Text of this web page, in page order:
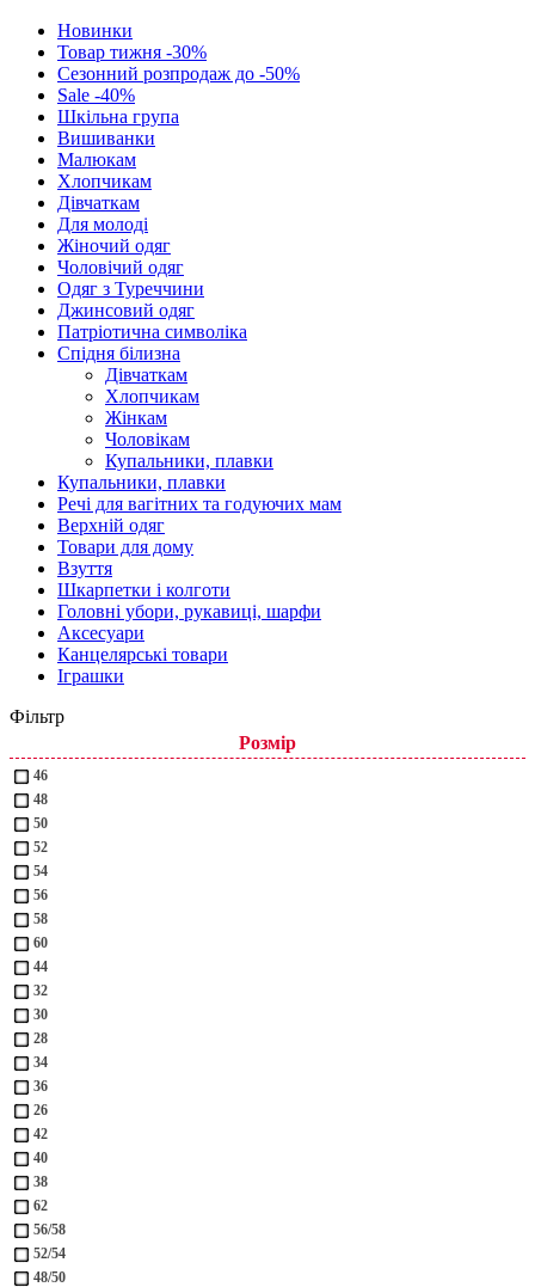
Новинки
Товар тижня -30%
Сезонний розпродаж до -50%
Sale -40%
Шкільна група
Вишиванки
Малюкам
Хлопчикам
Дівчаткам
Для молоді
Жіночий одяг
Чоловічий одяг
Одяг з Туреччини
Джинсовий одяг
Патріотична символіка
Спідня білизна
Дівчаткам
Хлопчикам
Жінкам
Чоловікам
Купальники, плавки
Купальники, плавки
Речі для вагітних та годуючих мам
Верхній одяг
Товари для дому
Взуття
Шкарпетки і колготи
Головні убори, рукавиці, шарфи
Аксесуари
Канцелярські товари
Іграшки
Фільтр
Розмір
46
48
50
52
54
56
58
60
44
32
30
28
34
36
26
42
40
38
62
56/58
52/54
48/50